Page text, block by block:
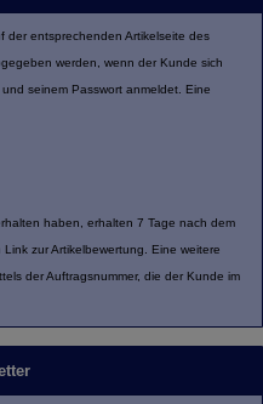
der entsprechenden Artikelseite des
werden, wenn der Kunde sich
seinem Passwort anmeldet. Eine
haben, erhalten 7 Tage nach dem
zur Artikelbewertung. Eine weitere
der Auftragsnummer, die der Kunde im